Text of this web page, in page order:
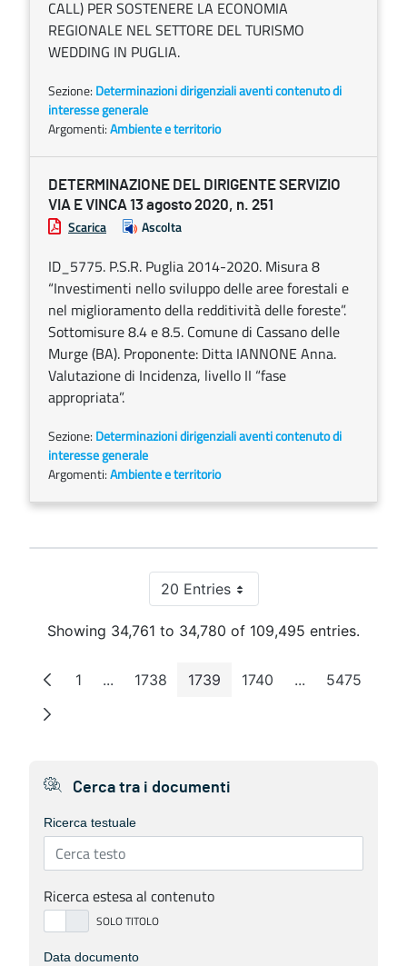
CALL) PER SOSTENERE LA ECONOMIA
REGIONALE NEL SETTORE DEL TURISMO
WEDDING IN PUGLIA.
Sezione: Determinazioni dirigenziali aventi contenuto di
interesse generale
Argomenti:Ambiente e territorio
DETERMINAZIONE DEL DIRIGENTE SERVIZIO
VIA E VINCA 13 agosto 2020, n. 251
Scarica Ascolta
ID_5775. P.S.R. Puglia 2014-2020. Misura 8
“Investimenti nello sviluppo delle aree forestali e
nel miglioramento della redditività delle foreste”.
Sottomisure 8.4 e 8.5. Comune di Cassano delle
Murge (BA). Proponente: Ditta IANNONE Anna.
Valutazione di Incidenza, livello II “fase
appropriata”.
Sezione: Determinazioni dirigenziali aventi contenuto di
interesse generale
Argomenti:Ambiente e territorio
20 EntriesPer Page
Showing 34,761 to 34,780 of 109,495 entries.
Page
1 ...Intermediate Pages
Page
1738 Page
1739 Page
1740 ...Intermediate
Page
5475
Cerca tra i documenti
Ricerca testuale
Ricerca estesa al contenuto
Data documento